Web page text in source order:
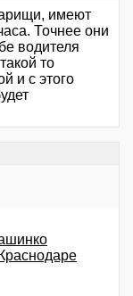
имеют
Точнее они
водителя
то
и с этого